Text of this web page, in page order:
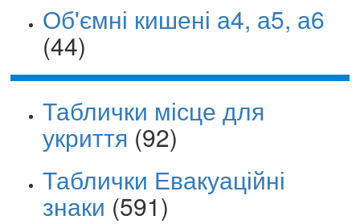
Об'ємні кишені а4, а5, а6
(44)
Таблички місце для
укриття (92)
Таблички Евакуаційні
знаки (591)